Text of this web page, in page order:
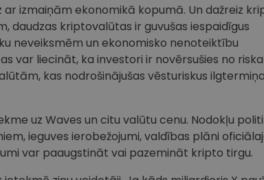
ar izmaiņām ekonomikā kopumā. Un dažreiz
daudzas kriptovalūtas ir guvušas iespaidīgus
neveiksmēm un ekonomisko nenoteiktību
var liecināt, ka investori ir novērsušies no
kas nodrošinājušas vēsturiskus ilgtermiņa
uz Waves un citu valūtu cenu. Nodokļu
ieguves ierobežojumi, valdības plāni
var paaugstināt vai pazemināt kripto tirgu.